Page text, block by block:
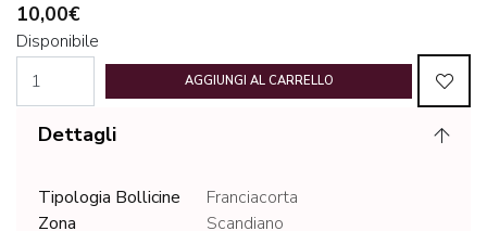
10,00€
Disponibile
AGGIUNGI AL CARRELLO
Dettagli
Tipologia Bollicine
Franciacorta
Zona
Scandiano